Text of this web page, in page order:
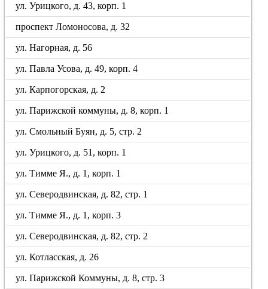
ул. Урицкого, д. 43, корп. 1
проспект Ломоносова, д. 32
ул. Нагорная, д. 56
ул. Павла Усова, д. 49, корп. 4
ул. Карпогорская, д. 2
ул. Парижской коммуны, д. 8, корп. 1
ул. Смольный Буян, д. 5, стр. 2
ул. Урицкого, д. 51, корп. 1
ул. Тимме Я., д. 1, корп. 1
ул. Северодвинская, д. 82, стр. 1
ул. Тимме Я., д. 1, корп. 3
ул. Северодвинская, д. 82, стр. 2
ул. Котласская, д. 26
ул. Парижской Коммуны, д. 8, стр. 3